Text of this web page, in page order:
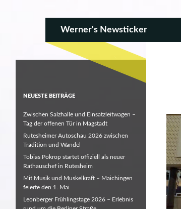
Werner's Newsticker
NEUESTE BEITRÄGE
Zwischen Salzhalle und Einsatzleitwagen –
Tag der offenen Tür in Magstadt
Rutesheimer Autoschau 2026 zwischen
Tradition und Wandel
Tobias Pokrop startet offiziell als neuer
Rathauschef in Rutesheim
Mit Musik und Muskelkraft – Maichingen
feierte den 1. Mai
Leonberger Frühlingstage 2026 – Erlebnis